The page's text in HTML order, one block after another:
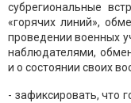
субрегиональные
«горячих линий»,
проведении военных
наблюдателями,
и о состоянии своих
- зафиксировать, что